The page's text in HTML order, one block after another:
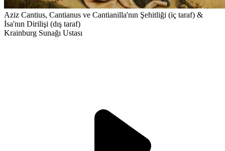
Aziz Cantius, Cantianus ve Cantianilla'nın Şehitliği (iç taraf) &
İsa'nın Dirilişi (dış taraf)
Krainburg Sunağı Ustası